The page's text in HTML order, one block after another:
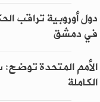
دول أوروبية تراقب
في دمشق
الأمم المتحدة
الكاملة